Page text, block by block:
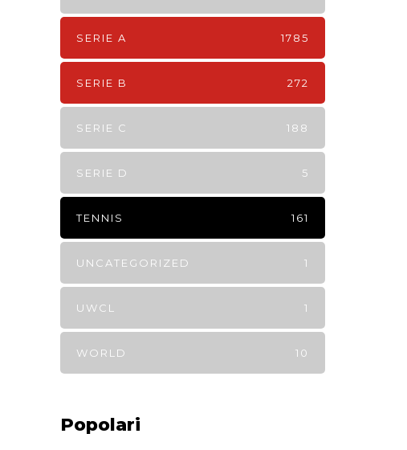
SERIE A 1785
SERIE B 272
SERIE C 188
SERIE D 5
TENNIS 161
UNCATEGORIZED 1
UWCL 1
WORLD 10
Popolari